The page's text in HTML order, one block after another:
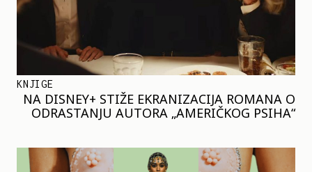
KNJIGE
NA DISNEY+ STIŽE EKRANIZACIJA ROMANA O
ODRASTANJU AUTORA „AMERIČKOG PSIHA“